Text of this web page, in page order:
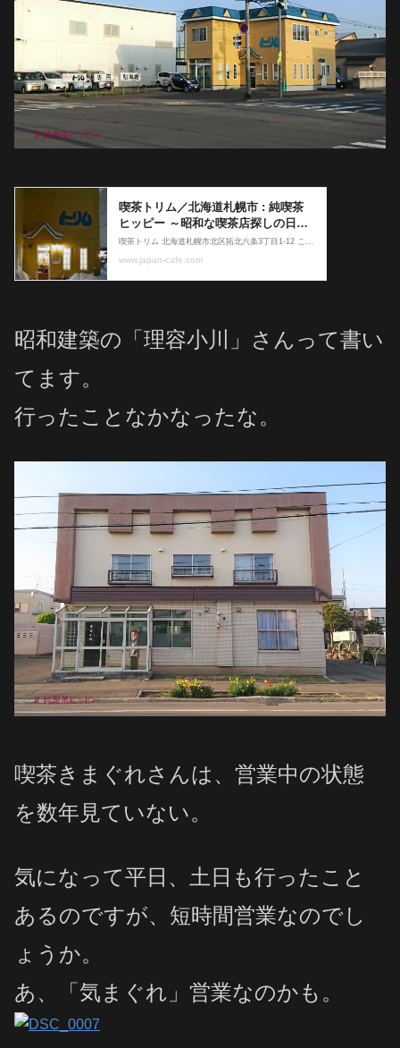
昭和建築の「理容小川」さんって書い
てます。
行ったことなかなったな。
喫茶きまぐれさんは、営業中の状態
を数年見ていない。
気になって平日、土日も行ったこと
あるのですが、短時間営業なのでし
ょうか。
あ、「気まぐれ」営業なのかも。